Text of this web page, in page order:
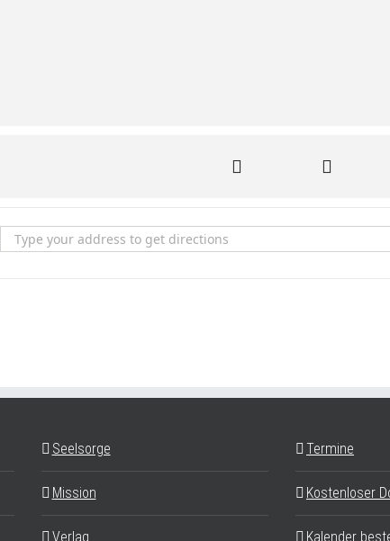
Address - Heilende Gemeinschaft im Sommer []
Seelsorge
Mission
Verlag
Termine
Kostenloser
Kalender